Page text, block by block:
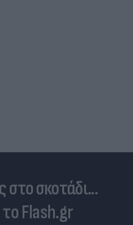
στο σκοτάδι...
Flash.gr